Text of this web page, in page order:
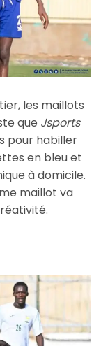
les maillots
que Jsports
pour habiller
en bleu et
à domicile.
maillot va